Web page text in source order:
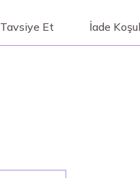
Tavsiye Et İade